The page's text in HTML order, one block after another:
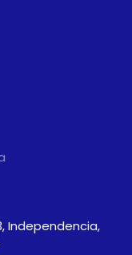
Independencia,